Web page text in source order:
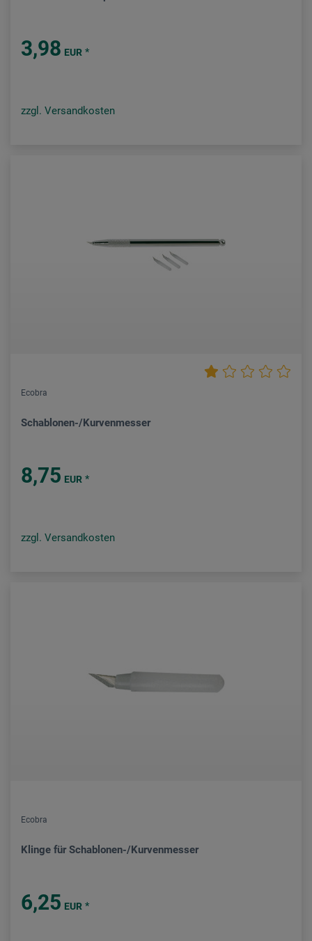
3,98 EUR *
zzgl. Versandkosten
Ecobra
Schablonen-/Kurvenmesser
8,75 EUR *
zzgl. Versandkosten
Ecobra
Klinge für Schablonen-/Kurvenmesser
6,25 EUR *